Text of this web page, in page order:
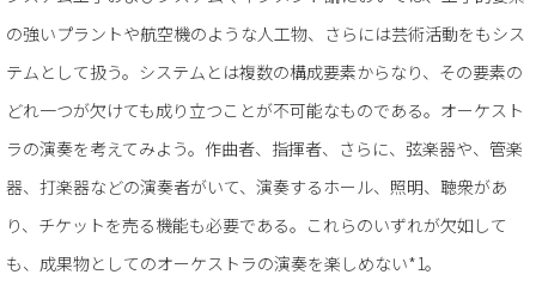
の強いプラントや航空機のような人工物、さらには芸術活動をもシス
テムとして扱う。システムとは複数の構成要素からなり、その要素の
どれ一つが欠けても成り立つことが不可能なものである。オーケスト
ラの演奏を考えてみよう。作曲者、指揮者、さらに、弦楽器や、管楽
器、打楽器などの演奏者がいて、演奏するホール、照明、聴衆があ
り、チケットを売る機能も必要である。これらのいずれが欠如して
も、成果物としてのオーケストラの演奏を楽しめない*1。